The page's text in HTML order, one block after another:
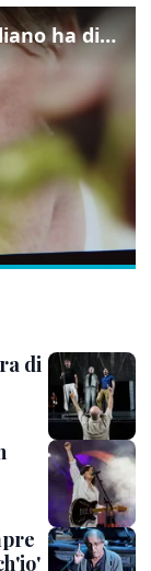
Joni Sighvatsson: "Il cinema italiano ha disegnato la mia visione del mondo e del cinema"
di